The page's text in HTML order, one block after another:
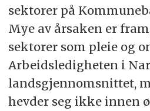
sektorer på
Mye av årsaken er
sektorer som pleie og
Arbeidsledigheten i
landsgjennomsnittet,
hevder seg ikke innen